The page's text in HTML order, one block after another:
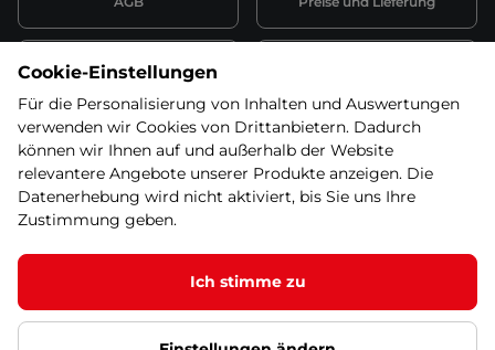
Datenschutzerklärung
Wiederufsbelehrung mit Link
zum Formular
Batterieentsorgung
Informationen zu Elektro-
und Elektonikgeräten
Widerruf erklären
© 2026 SEVEN SPORT s.r.o Alle Rechte vorbehalten1
Cookie-Einstellungen
Für die Personalisierung von Inhalten und Auswertungen
verwenden wir Cookies von Drittanbietern. Dadurch
können wir Ihnen auf und außerhalb der Website
relevantere Angebote unserer Produkte anzeigen. Die
Datenerhebung wird nicht aktiviert, bis Sie uns Ihre
Zustimmung geben.
Ich stimme zu